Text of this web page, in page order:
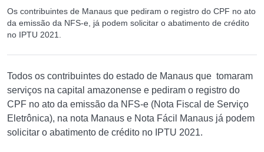
Os contribuintes de Manaus que pediram o registro do CPF no ato
da emissão da NFS-e, já podem solicitar o abatimento de crédito
no IPTU 2021.
Todos os contribuintes do estado de Manaus que tomaram
serviços na capital amazonense e pediram o registro do
CPF no ato da emissão da NFS-e (Nota Fiscal de Serviço
Eletrônica), na nota Manaus e Nota Fácil Manaus já podem
solicitar o abatimento de crédito no IPTU 2021.